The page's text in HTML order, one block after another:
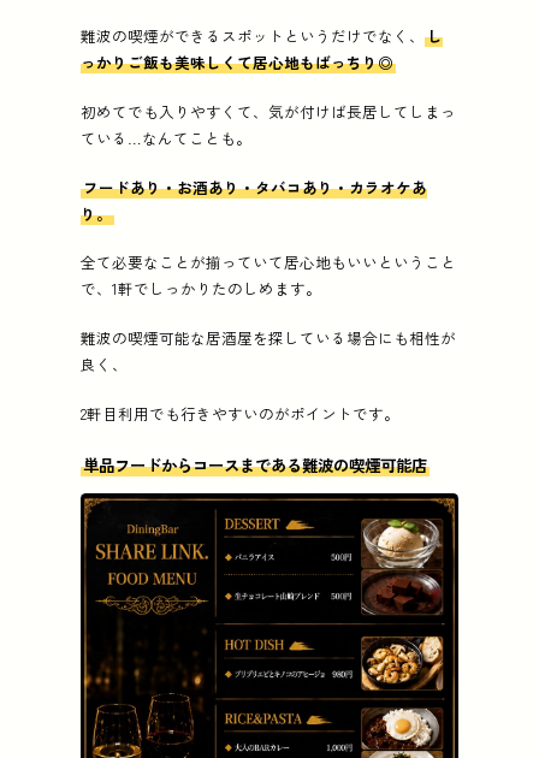
難波の喫煙ができるスポットというだけでなく、し
っかりご飯も美味しくて居心地もばっちり◎
初めてでも入りやすくて、気が付けば長居してしまっ
ている…なんてことも。
フードあり・お酒あり・タバコあり・カラオケあ
り。
全て必要なことが揃っていて居心地もいいということ
で、1軒でしっかりたのしめます。
難波の喫煙可能な居酒屋を探している場合にも相性が
良く、
2軒目利用でも行きやすいのがポイントです。
単品フードからコースまである難波の喫煙可能店